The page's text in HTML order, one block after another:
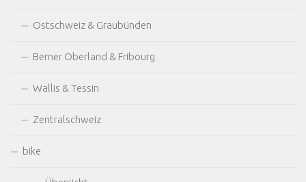
Ostschweiz & Graubünden
Berner Oberland & Fribourg
Wallis & Tessin
Zentralschweiz
bike